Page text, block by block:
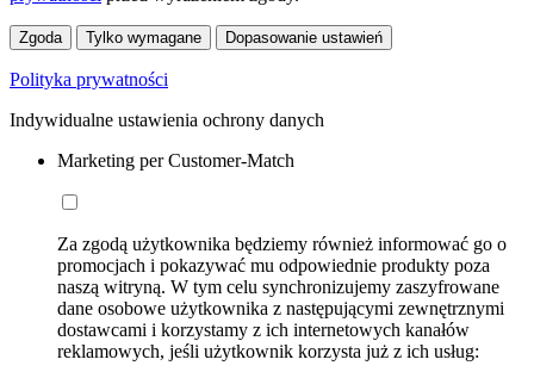
Zgoda Tylko wymagane Dopasowanie ustawień
Polityka prywatności
Indywidualne ustawienia ochrony danych
Marketing per Customer-Match
Za zgodą użytkownika będziemy również informować go o
promocjach i pokazywać mu odpowiednie produkty poza
naszą witryną. W tym celu synchronizujemy zaszyfrowane
dane osobowe użytkownika z następującymi zewnętrznymi
dostawcami i korzystamy z ich internetowych kanałów
reklamowych, jeśli użytkownik korzysta już z ich usług: